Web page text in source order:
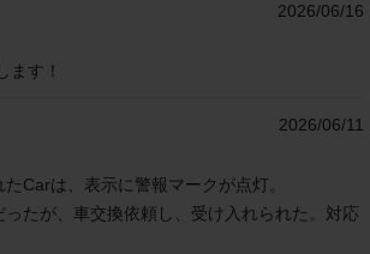
2026/06/16
ます！
2026/06/11
Carは、表示に警報マークが点灯。
たが、車交換依頼し、受け入れられた。対応